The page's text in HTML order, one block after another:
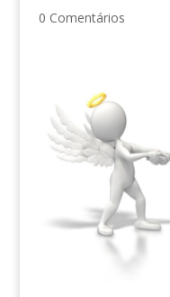
0 Comentários